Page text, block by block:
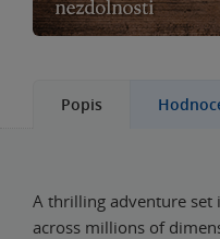
Popis
A thrilling adventure
across millions of